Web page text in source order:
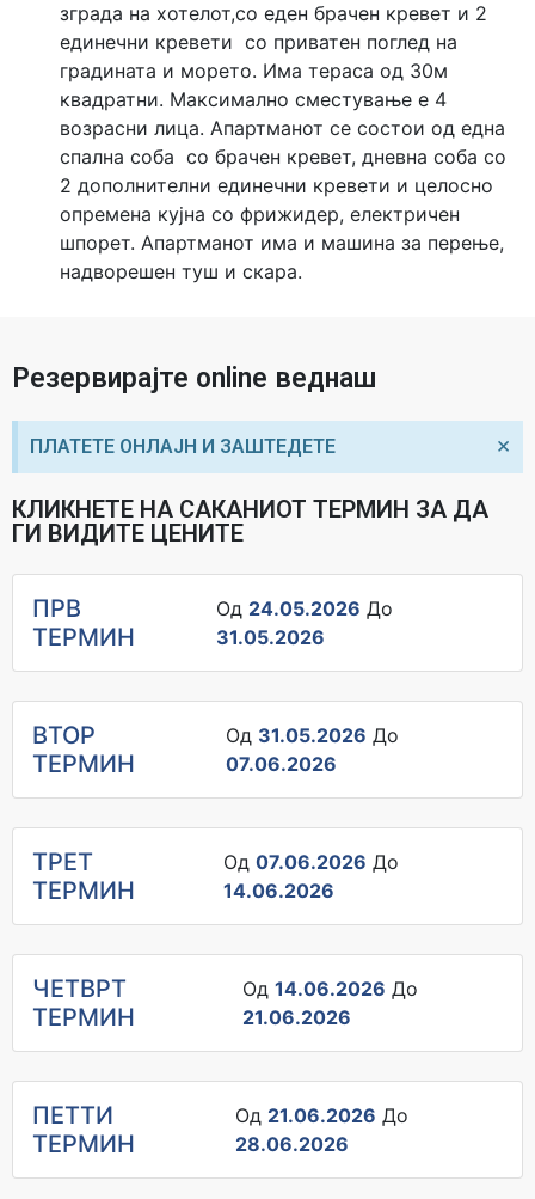
зграда на хотелот,со еден брачен кревет и 2
единечни кревети со приватен поглед на
градината и морето. Има тераса од 30м
квадратни. Максимално сместување е 4
возрасни лица. Апартманот се состои од една
спална соба со брачен кревет, дневна соба со
2 дополнителни единечни кревети и целосно
опремена кујна со фрижидер, електричен
шпорет. Апартманот има и машина за перење,
надворешен туш и скара.
Резервирајте online веднаш
ПЛАТЕТЕ ОНЛАЈН И ЗАШТЕДЕТЕ ×
КЛИКНЕТЕ НА САКАНИОТ ТЕРМИН ЗА ДА
ГИ ВИДИТЕ ЦЕНИТЕ
ПРВ
ТЕРМИН
Од 24.05.2026 До
31.05.2026
ВТОР
ТЕРМИН
Од 31.05.2026 До
07.06.2026
ТРЕТ
ТЕРМИН
Од 07.06.2026 До
14.06.2026
ЧЕТВРТ
ТЕРМИН
Од14.06.2026 До
21.06.2026
ПЕТТИ
ТЕРМИН
Од 21.06.2026 До
28.06.2026